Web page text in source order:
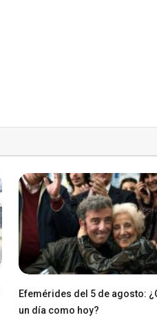
Efemérides del 5 de agosto:
un día como hoy?